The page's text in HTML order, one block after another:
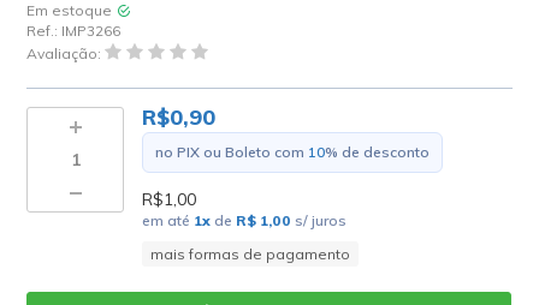
Em estoque
Ref.: IMP3266
Avaliação:
R$0,90
no PIX ou Boleto com 10% de desconto
R$1,00
em até 1x de R$ 1,00 s/ juros
mais formas de pagamento